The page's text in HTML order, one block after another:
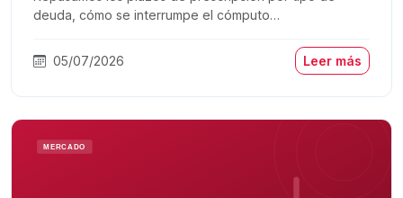
deuda, cómo se interrumpe el cómputo…
05/07/2026 Leer más